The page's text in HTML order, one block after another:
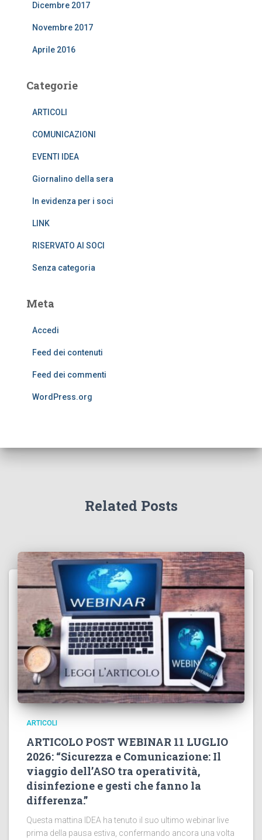
Dicembre 2017
Novembre 2017
Aprile 2016
Categorie
ARTICOLI
COMUNICAZIONI
EVENTI IDEA
Giornalino della sera
In evidenza per i soci
LINK
RISERVATO AI SOCI
Senza categoria
Meta
Accedi
Feed dei contenuti
Feed dei commenti
WordPress.org
Related Posts
ARTICOLI
ARTICOLO POST WEBINAR 11 LUGLIO
2026: “Sicurezza e Comunicazione: Il
viaggio dell’ASO tra operatività,
disinfezione e gesti che fanno la
differenza.”
Questa mattina IDEA ha tenuto il suo ultimo webinar live
prima della pausa estiva, confermando ancora una volta